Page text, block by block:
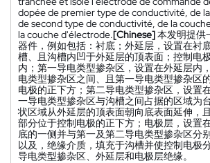
dopée de premier type de conductivité, de
de second type de conductivité, de la
la couche d'électrode.[Chinese]本发明提供
器件，例如包括：衬底；外延层，设置在衬
槽、且沟槽内凹于外延层的顶表面；控制电
内；第一导电类型掺杂区，设置在外延层内
电类型掺杂区之间、且第一导电类型掺杂区
电极的正下方；第二导电类型掺杂区，设置
一导电类型掺杂区与沟槽之间占据的区域为
状区域从外延层的顶表面朝向底表面延伸，
部分位于控制电极的正下方；电极层，设置
底的一侧并与第一及第二导电类型掺杂区分
以及，绝缘介质，填充于沟槽并使控制电极
导电类型掺杂区、外延层和电极层绝缘。